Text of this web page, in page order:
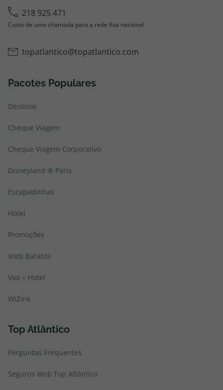
218 925 471
Custo de uma chamada para a rede fixa nacional
topatlantico@topatlantico.com
Pacotes Populares
Destinos
Cheque Viagem
Cheque Viagem Corporativo
Disneyland ® Paris
Escapadinhas
Hotel
Promoções
Voos Baratos
Voo + Hotel
WiZink
Top Atlântico
Perguntas Frequentes
Seguros Web Top Atlântico